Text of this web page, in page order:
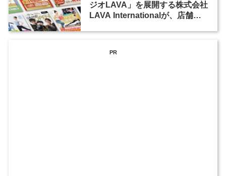
ジオLAVA」を展開する株式会社
LAVA Internationalが、店舗看
PR